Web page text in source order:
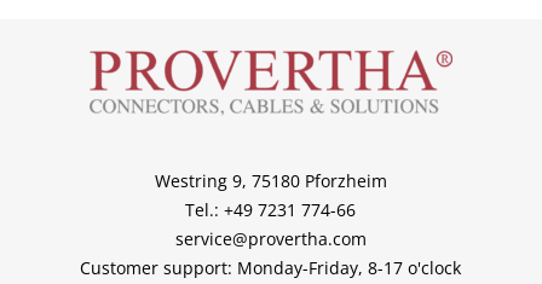
Westring 9, 75180 Pforzheim
Tel.: +49 7231 774-66
service@provertha.com
Customer support: Monday-Friday, 8-17 o'clock